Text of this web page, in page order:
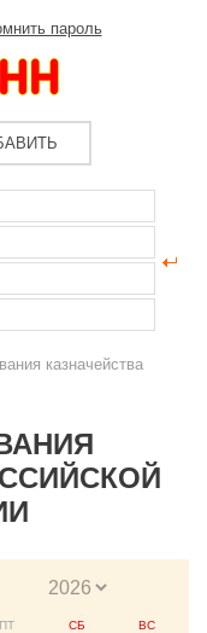
пароль
казначейства
ПТ СБ ВС